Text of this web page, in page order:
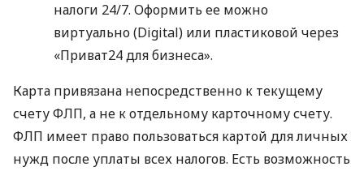
налоги 24/7. Оформить ее можно
виртуально (Digital) или пластиковой через
«Приват24 для бизнеса».
Карта привязана непосредственно к текущему
счету ФЛП, а не к отдельному карточному счету.
ФЛП имеет право пользоваться картой для личных
нужд после уплаты всех налогов. Есть возможность